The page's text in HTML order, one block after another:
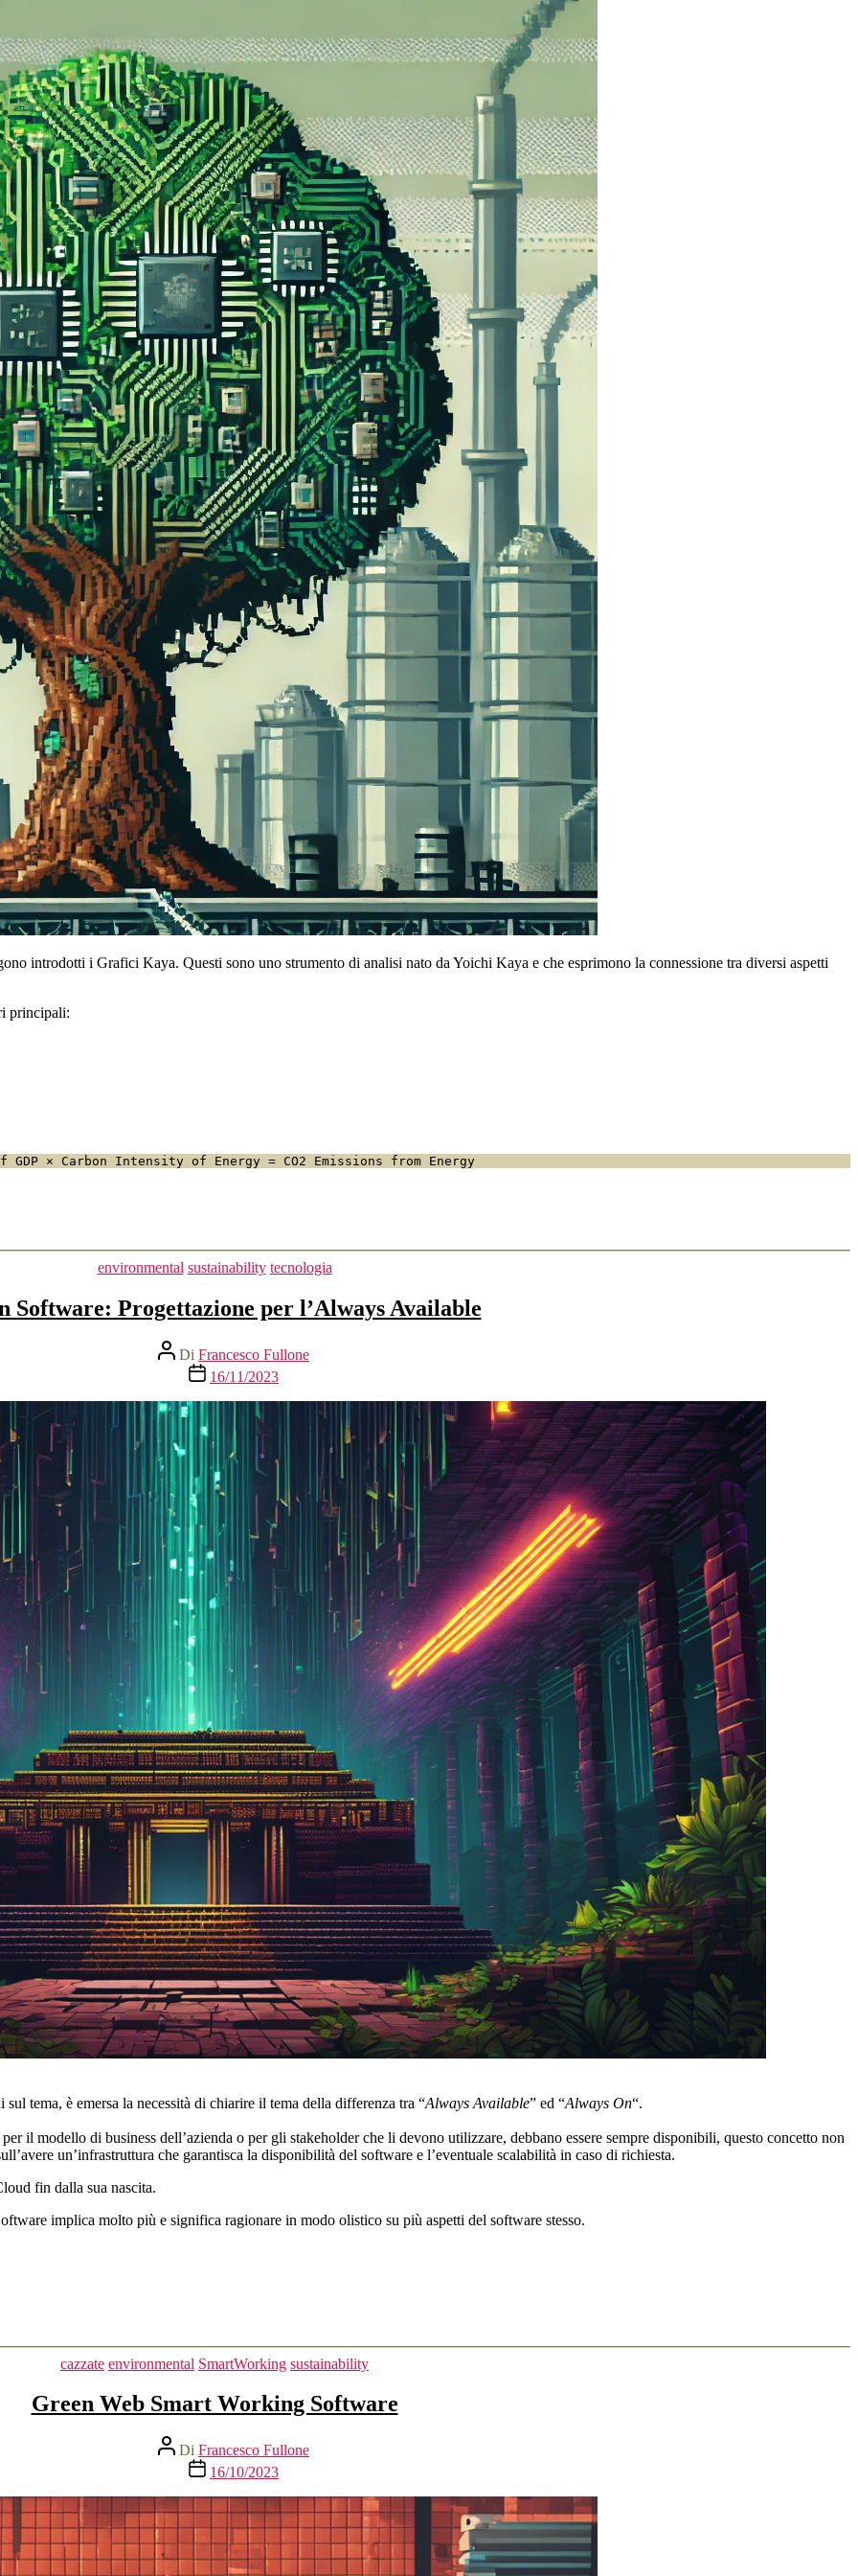
introdotti i Grafici Kaya. Questi sono uno strumento di analisi nato da Yoichi Kaya e che esprimono la connessione tra diversi aspetti
principali:
× Carbon Intensity of Energy = CO2 Emissions from Energy
Categorie
environmental sustainability tecnologia
Software: Progettazione per l’Always Available
Autore
articolo
Di Francesco Fullone
Data
dell'articolo
16/11/2023
tema, è emersa la necessità di chiarire il tema della differenza tra “Always Available” ed “Always On“.
il modello di business dell’azienda o per gli stakeholder che li devono utilizzare, debbano essere sempre disponibili, questo concetto non
un’infrastruttura che garantisca la disponibilità del software e l’eventuale scalabilità in caso di richiesta.
fin dalla sua nascita.
implica molto più e significa ragionare in modo olistico su più aspetti del software stesso.
Categorie
cazzate environmental SmartWorking sustainability
Green Web Smart Working Software
Autore
articolo
Di Francesco Fullone
Data
dell'articolo
16/10/2023